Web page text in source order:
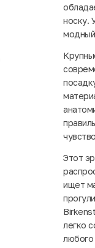
носку.
модный
Этот
ищет
легко
любого